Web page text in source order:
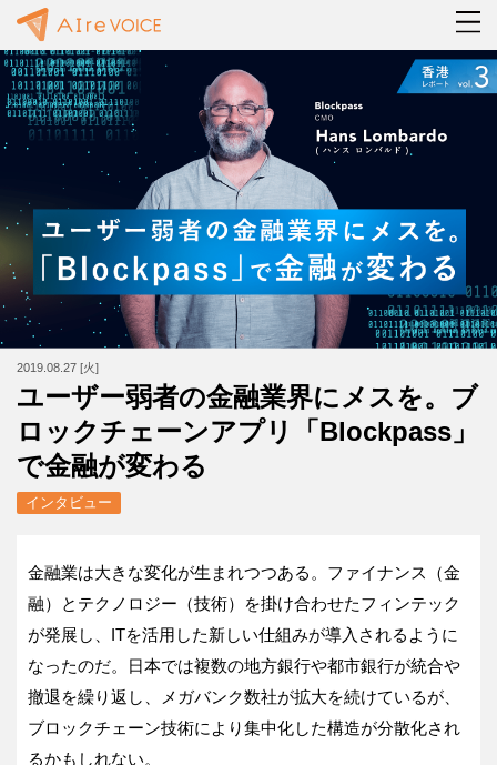
2019.08.27 [火]
ユーザー弱者の金融業界にメスを。ブ
ロックチェーンアプリ「Blockpass」
で金融が変わる
インタビュー
金融業は大きな変化が生まれつつある。ファイナンス（金
融）とテクノロジー（技術）を掛け合わせたフィンテック
が発展し、 ITを活用した新しい仕組みが導入されるように
なったのだ。日本では複数の地方銀行や都市銀行が統合や
撤退を繰り返し、メガバンク数社が拡大を続けているが、
ブロックチェーン技術により集中化した構造が分散化され
るかもしれない。